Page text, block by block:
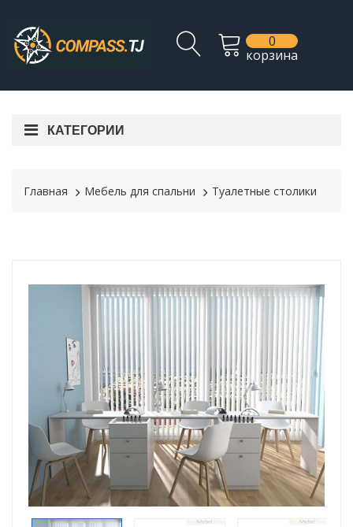
0
корзина
КАТЕГОРИИ
Главная Мебель для спальни Туалетные столики